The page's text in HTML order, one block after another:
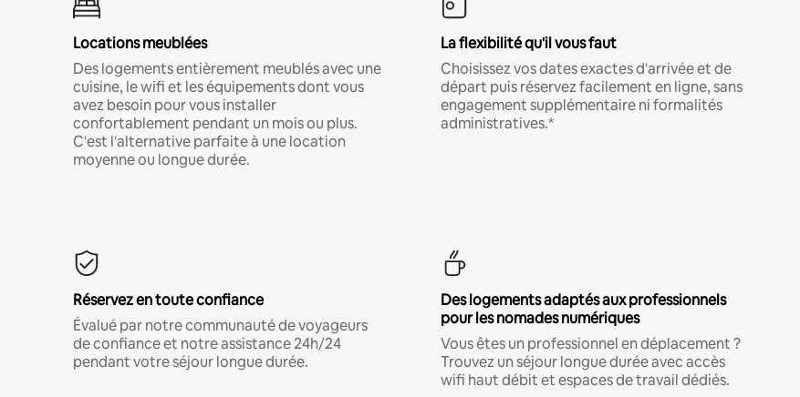
Locations meublées
Des logements entièrement meublés avec une
cuisine, le wifi et les équipements dont vous
avez besoin pour vous installer
confortablement pendant un mois ou plus.
C'est l'alternative parfaite à une location
moyenne ou longue durée.
La flexibilité qu'il vous faut
Choisissez vos dates exactes d'arrivée et de
départ puis réservez facilement en ligne, sans
engagement supplémentaire ni formalités
administratives.*
Réservez en toute confiance
Évalué par notre communauté de voyageurs
de confiance et notre assistance 24h/24
pendant votre séjour longue durée.
Des logements adaptés aux professionnels
pour les nomades numériques
Vous êtes un professionnel en déplacement ?
Trouvez un séjour longue durée avec accès
wifi haut débit et espaces de travail dédiés.